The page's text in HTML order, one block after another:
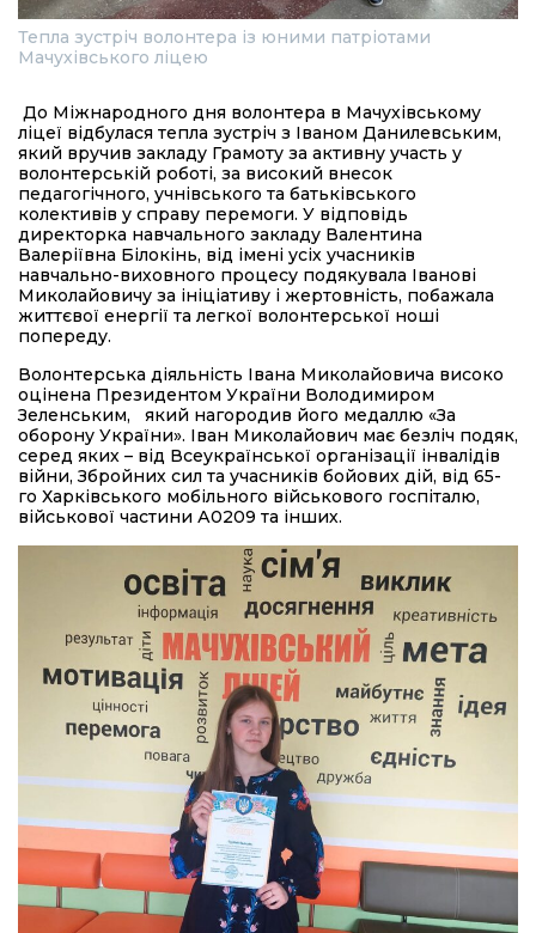
Тепла зустріч волонтера із юними патріотами
Мачухівського ліцею
До Міжнародного дня волонтера в Мачухівському
ліцеї відбулася тепла зустріч з Іваном Данилевським,
який вручив закладу Грамоту за активну участь у
волонтерській роботі, за високий внесок
педагогічного, учнівського та батьківського
колективів у справу перемоги. У відповідь
директорка навчального закладу Валентина
Валеріївна Білокінь, від імені усіх учасників
навчально-виховного процесу подякувала Іванові
Миколайовичу за ініціативу і жертовність, побажала
життєвої енергії та легкої волонтерської ноші
попереду.
Волонтерська діяльність Івана Миколайовича високо
оцінена Президентом України Володимиром
Зеленським, який нагородив його медаллю «За
оборону України». Іван Миколайович має безліч подяк,
серед яких – від Всеукраїнської організації інвалідів
війни, Збройних сил та учасників бойових дій, від 65-
го Харківського мобільного військового госпіталю,
військової частини А0209 та інших.